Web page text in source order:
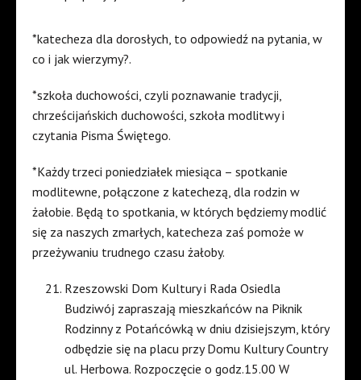
*katecheza dla dorosłych, to odpowiedź na pytania, w
co i jak wierzymy?.
*szkoła duchowości, czyli poznawanie tradycji,
chrześcijańskich duchowości, szkoła modlitwy i
czytania Pisma Świętego.
*Każdy trzeci poniedziałek miesiąca – spotkanie
modlitewne, połączone z katechezą, dla rodzin w
żałobie. Będą to spotkania, w których będziemy modlić
się za naszych zmarłych, katecheza zaś pomoże w
przeżywaniu trudnego czasu żałoby.
Rzeszowski Dom Kultury i Rada Osiedla
Budziwój zapraszają mieszkańców na Piknik
Rodzinny z Potańcówką w dniu dzisiejszym, który
odbędzie się na placu przy Domu Kultury Country
ul. Herbowa. Rozpoczęcie o godz.15.00 W